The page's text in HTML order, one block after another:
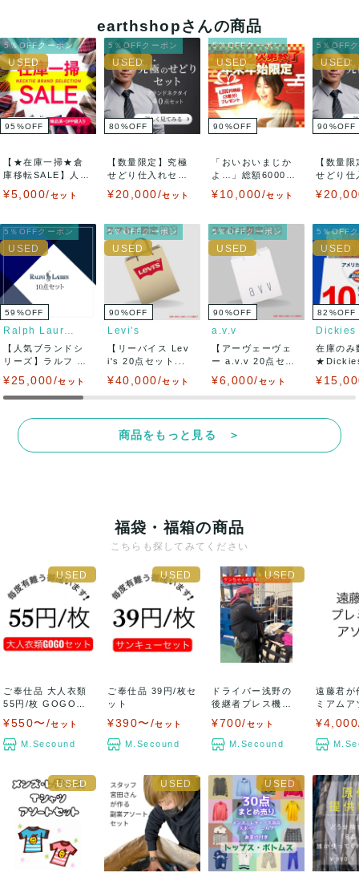
earthshopさんの商品
5％OFFクーポン
95 %OFF
【★在庫一掃★倉
庫移転SALE】人気
¥5,000/セット
5％OFFクーポン
80%OFF
【数量限定】究極
せどり仕入れセッ
販...
¥20,000/セット
5％OFFクーポン
90%OFF
「おいおいまじか
よ…」総額6000円
¥10,000/セット
5％OFF
90%OFF
【数量
せどり仕
販...
5％OFFクーポン
59 %OFF
Ralph Lauren
【人気ブランドシ
リーズ】ラルフ ロ
¥25,000/セット
5％OFFクーポン
90%OFF
Levi's
【リーバイス Lev
i's 20点セット...
¥40,000/セット
5％OFFクーポン
90%OFF
a.v.v
【アーヴェーヴェ
ー a.v.v 20点セッ
¥6,000/セット
5％OFF
82 %OFF
Dickies
在庫のみ
商品をもっと見る ＞
福袋・福箱の商品
こちらも探してみてください
ご奉仕品 大人衣類
55円/枚 GOGOセ
¥550〜/セット
M.Secound
ご奉仕品 39円/枚セ
ット
¥390〜/セット
M.Secound
ドライバー浅野の
後継者プレス機の
セ...
¥700/セット
M.Secound
遠藤君が
ミアム